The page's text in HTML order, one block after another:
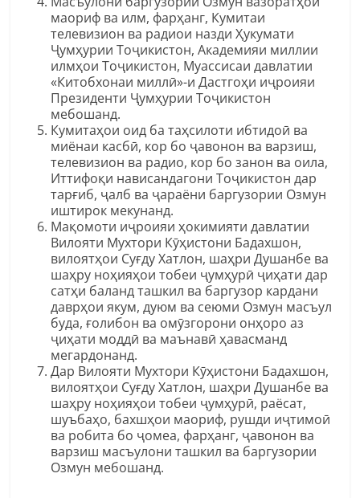
маориф ва илм, фарҳанг, Кумитаи
телевизион ва радиои назди Ҳукумати
Ҷумҳурии Тоҷикистон, Академияи миллии
илмҳои Тоҷикистон, Муассисаи давлатии
«Китобхонаи миллӣ»-и Дастгоҳи иҷроияи
Президенти Ҷумҳурии Тоҷикистон
мебошанд.
Кумитаҳои оид ба таҳсилоти ибтидоӣ ва
миёнаи касбӣ, кор бо ҷавонон ва варзиш,
телевизион ва радио, кор бо занон ва оила,
Иттифоқи нависандагони Тоҷикистон дар
тарғиб, ҷалб ва ҷараёни баргузории Озмун
иштирок мекунанд.
Мақомоти иҷроияи ҳокимияти давлатии
Вилояти Мухтори Кӯҳистони Бадахшон,
вилоятҳои Суғду Хатлон, шаҳри Душанбе ва
шаҳру ноҳияҳои тобеи ҷумҳурӣ ҷиҳати дар
сатҳи баланд ташкил ва баргузор кардани
даврҳои якум, дуюм ва сеюми Озмун масъул
буда, ғолибон ва омӯзгорони онҳоро аз
ҷиҳати моддӣ ва маънавӣ ҳавасманд
мегардонанд.
Дар Вилояти Мухтори Кӯҳистони Бадахшон,
вилоятҳои Суғду Хатлон, шаҳри Душанбе ва
шаҳру ноҳияҳои тобеи ҷумҳурӣ, раёсат,
шуъбаҳо, бахшҳои маориф, рушди иҷтимоӣ
ва робита бо ҷомеа, фарҳанг, ҷавонон ва
варзиш масъулони ташкил ва баргузории
Озмун мебошанд.